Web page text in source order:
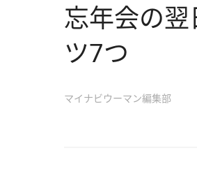
忘年会の
ツ7つ
マイナビウーマン編集部